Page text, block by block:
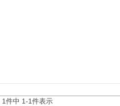
1件中 1-1件表示